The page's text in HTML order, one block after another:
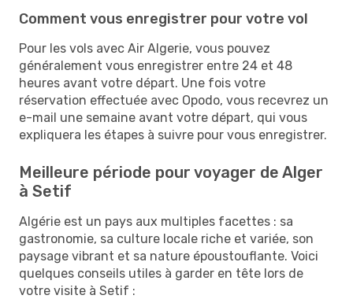
Comment vous enregistrer pour votre vol
Pour les vols avec Air Algerie, vous pouvez
généralement vous enregistrer entre 24 et 48
heures avant votre départ. Une fois votre
réservation effectuée avec Opodo, vous recevrez un
e-mail une semaine avant votre départ, qui vous
expliquera les étapes à suivre pour vous enregistrer.
Meilleure période pour voyager de Alger
à Setif
Algérie est un pays aux multiples facettes : sa
gastronomie, sa culture locale riche et variée, son
paysage vibrant et sa nature époustouflante. Voici
quelques conseils utiles à garder en tête lors de
votre visite à Setif :